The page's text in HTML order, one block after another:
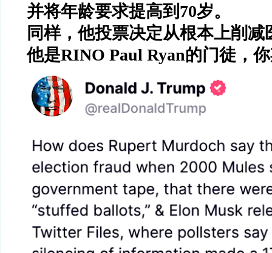
并将年龄要求提高到 70岁。
同样，他投票决定从根本上削减
他是RINO Paul Ryan的门徒，